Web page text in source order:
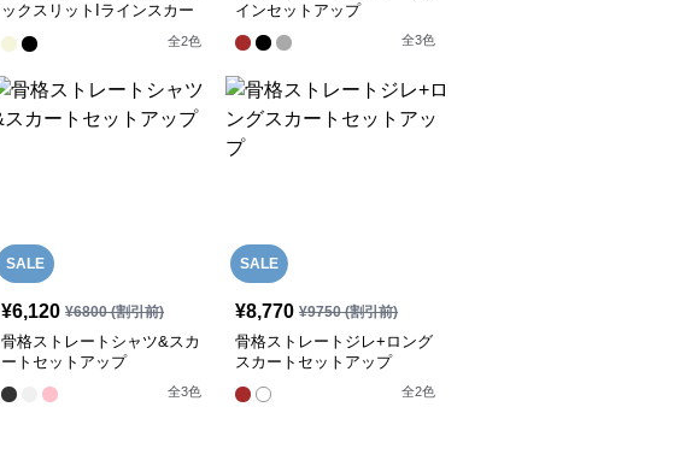
ックスリットIラインスカー
全2色
インセットアップ
全3色
SALE
¥6,120 ¥6800(割引前)
骨格ストレートシャツ&スカ
ートセットアップ
全3色
SALE
¥8,770 ¥9750(割引前)
骨格ストレートジレ+ロング
スカートセットアップ
全2色